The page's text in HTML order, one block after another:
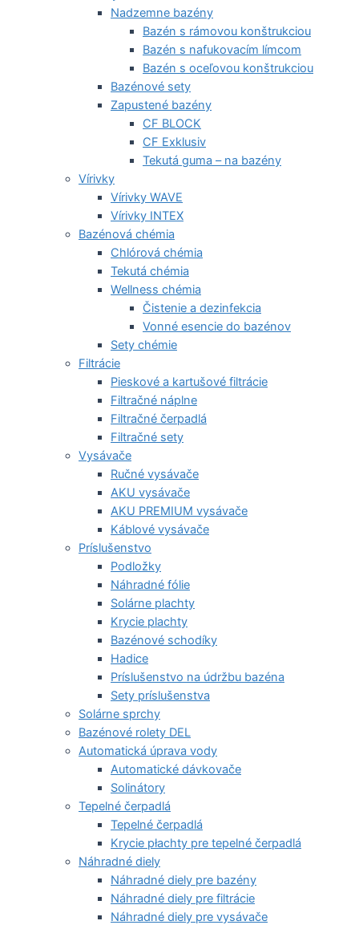
Nadzemne bazény
Bazén s rámovou konštrukciou
Bazén s nafukovacím límcom
Bazén s oceľovou konštrukciou
Bazénové sety
Zapustené bazény
CF BLOCK
CF Exklusiv
Tekutá guma – na bazény
Vírivky
Vírivky WAVE
Vírivky INTEX
Bazénová chémia
Chlórová chémia
Tekutá chémia
Wellness chémia
Čistenie a dezinfekcia
Vonné esencie do bazénov
Sety chémie
Filtrácie
Pieskové a kartušové filtrácie
Filtračné náplne
Filtračné čerpadlá
Filtračné sety
Vysávače
Ručné vysávače
AKU vysávače
AKU PREMIUM vysávače
Káblové vysávače
Príslušenstvo
Podložky
Náhradné fólie
Solárne plachty
Krycie plachty
Bazénové schodíky
Hadice
Príslušenstvo na údržbu bazéna
Sety príslušenstva
Solárne sprchy
Bazénové rolety DEL
Automatická úprava vody
Automatické dávkovače
Solinátory
Tepelné čerpadlá
Tepelné čerpadlá
Krycie płachty pre tepelné čerpadlá
Náhradné diely
Náhradné diely pre bazény
Náhradné diely pre filtrácie
Náhradné diely pre vysávače